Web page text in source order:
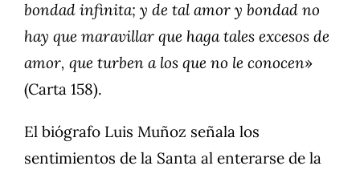
bondad infinita; y de tal amor y bondad no
hay que maravillar que haga tales excesos de
amor, que turben a los que no le conocen»
(Carta 158).
El biógrafo Luis Muñoz señala los
sentimientos de la Santa al enterarse de la